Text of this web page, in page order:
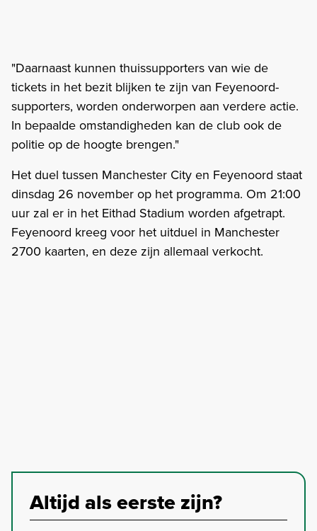
"Daarnaast kunnen thuissupporters van wie de
tickets in het bezit blijken te zijn van Feyenoord-
supporters, worden onderworpen aan verdere actie.
In bepaalde omstandigheden kan de club ook de
politie op de hoogte brengen."
Het duel tussen Manchester City en Feyenoord staat
dinsdag 26 november op het programma. Om 21:00
uur zal er in het Eithad Stadium worden afgetrapt.
Feyenoord kreeg voor het uitduel in Manchester
2700 kaarten, en deze zijn allemaal verkocht.
Altijd als eerste zijn?